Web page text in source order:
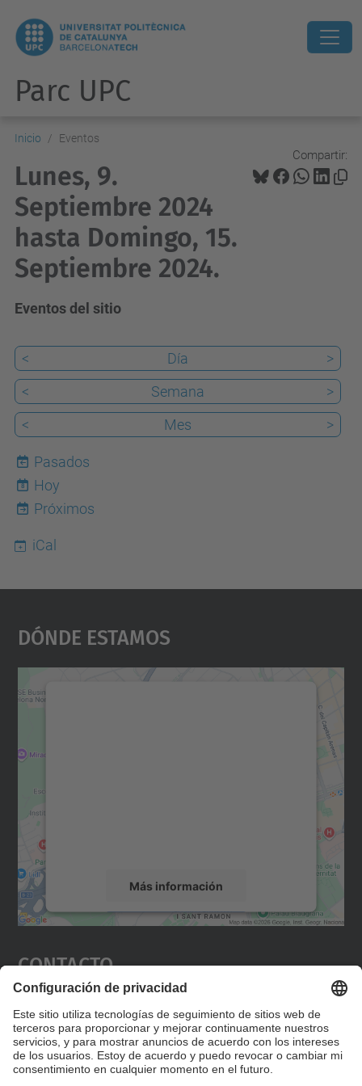
Parc UPC
Inicio Eventos
Compartir:
Lunes, 9.
Septiembre 2024
hasta Domingo, 15.
Septiembre 2024.
Eventos del sitio
< Día
>
<
Semana
>
<
Mes >
Pasados
8
Hoy
Próximos
iCal
Dónde Estamos
Más información
Aceptar
powered by
Contacto
Editad en la página "Contacto personalizado", que
encontraréis en la raíz de español, vuestros datos
personalizados de contacto.
Formulario de contacto